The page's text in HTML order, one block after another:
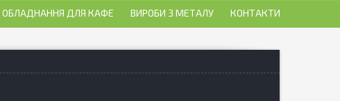
ОБЛАДНАННЯ ДЛЯ КАФЕ ВИРОБИ З МЕТАЛУ КОНТАКТИ